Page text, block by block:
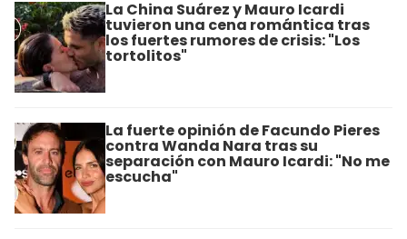
La China Suárez y Mauro Icardi
tuvieron una cena romántica tras
los fuertes rumores de crisis: "Los
tortolitos"
La fuerte opinión de Facundo Pieres
contra Wanda Nara tras su
separación con Mauro Icardi: "No me
escucha"